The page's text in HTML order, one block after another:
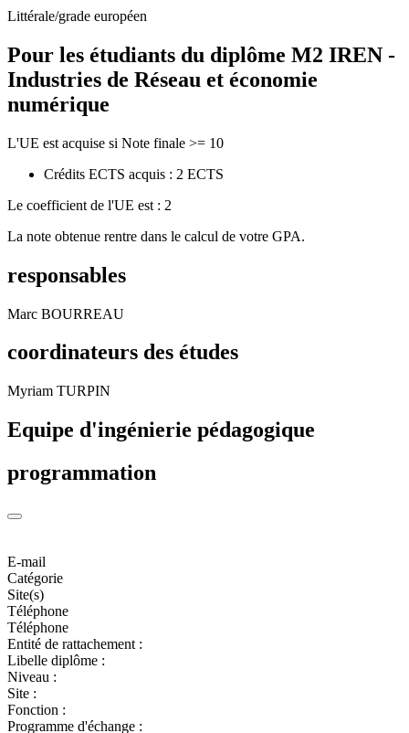
Littérale/grade européen
Pour les étudiants du diplôme M2 IREN -
Industries de Réseau et économie
numérique
L'UE est acquise si Note finale >= 10
Crédits ECTS acquis : 2 ECTS
Le coefficient de l'UE est : 2
La note obtenue rentre dans le calcul de votre GPA.
responsables
Marc BOURREAU
coordinateurs des études
Myriam TURPIN
Equipe d'ingénierie pédagogique
programmation
E-mail
Catégorie
Site(s)
Téléphone
Téléphone
Entité de rattachement :
Libelle diplôme :
Niveau :
Site :
Fonction :
Programme d'échange :